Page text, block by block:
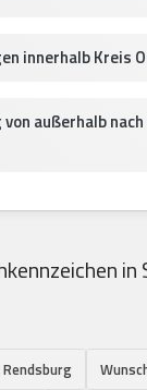
innerhalb Kreis
außerhalb
in